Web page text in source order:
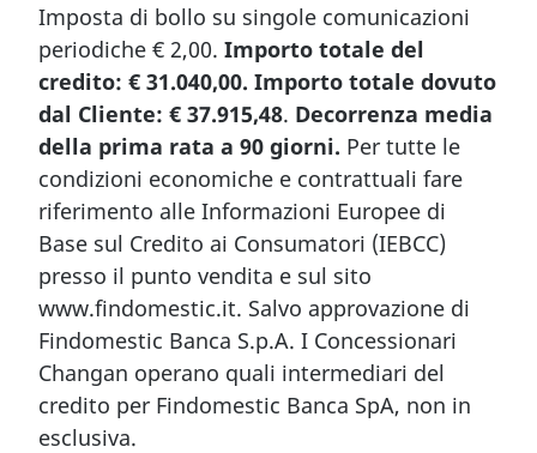
Imposta di bollo su singole comunicazioni
periodiche € 2,00. Importo totale del
credito: € 31.040,00. Importo totale dovuto
dal Cliente: € 37.915,48. Decorrenza media
della prima rata a 90 giorni. Per tutte le
condizioni economiche e contrattuali fare
riferimento alle Informazioni Europee di
Base sul Credito ai Consumatori (IEBCC)
presso il punto vendita e sul sito
www.findomestic.it. Salvo approvazione di
Findomestic Banca S.p.A. I Concessionari
Changan operano quali intermediari del
credito per Findomestic Banca SpA, non in
esclusiva.